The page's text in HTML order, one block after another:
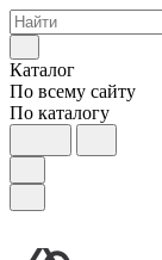
Каталог
По всему сайту
По каталогу